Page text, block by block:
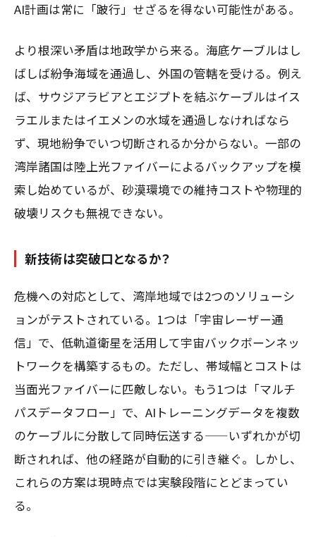
AI計画は常に「跛行」せざるを得ない可能性がある。
より根深い矛盾は地政学から来る。海底ケーブルはし
ばしば紛争海域を通過し、外国の管轄を受ける。例え
ば、サウジアラビアとエジプトを結ぶケーブルはイス
ラエルまたはイエメンの水域を通過しなければなら
ず、現地紛争でいつ切断されるか分からない。一部の
湾岸諸国は陸上光ファイバーによるバックアップを模
索し始めているが、砂漠環境での維持コストや物理的
破壊リスクも無視できない。
新技術は突破口となるか？
危機への対応として、湾岸地域では2つのソリューシ
ョンがテストされている。1つは「宇宙レーザー通
信」で、低軌道衛星を活用して宇宙バックボーンネッ
トワークを構築するもの。ただし、帯域幅とコストは
当面光ファイバーに匹敵しない。もう1つは「マルチ
パスデータフロー」で、AIトレーニングデータを複数
のケーブルに分散して同時伝送する——いずれかが切
断されれば、他の経路が自動的に引き継ぐ。しかし、
これらの方案は現時点では実験段階にとどまってい
る。